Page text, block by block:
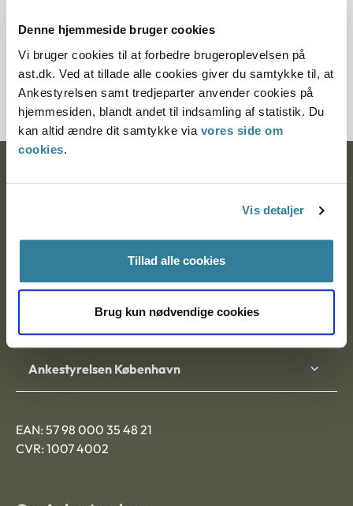
Denne hjemmeside bruger cookies
Vi bruger cookies til at forbedre brugeroplevelsen på
ast.dk. Ved at tillade alle cookies giver du samtykke til, at
Ankestyrelsen samt tredjeparter anvender cookies på
hjemmesiden, blandt andet til indsamling af statistik. Du
kan altid ændre dit samtykke via vores side om
cookies.
Vis detaljer
Tillad alle cookies
Brug kun nødvendige cookies
Journalnummer
350582-00
Nytorv 7, 2. sal
Ankestyrelsen Aalborg
Ankestyrelsen København
EAN: 57 98 000 35 48 21
CVR: 1007 4002